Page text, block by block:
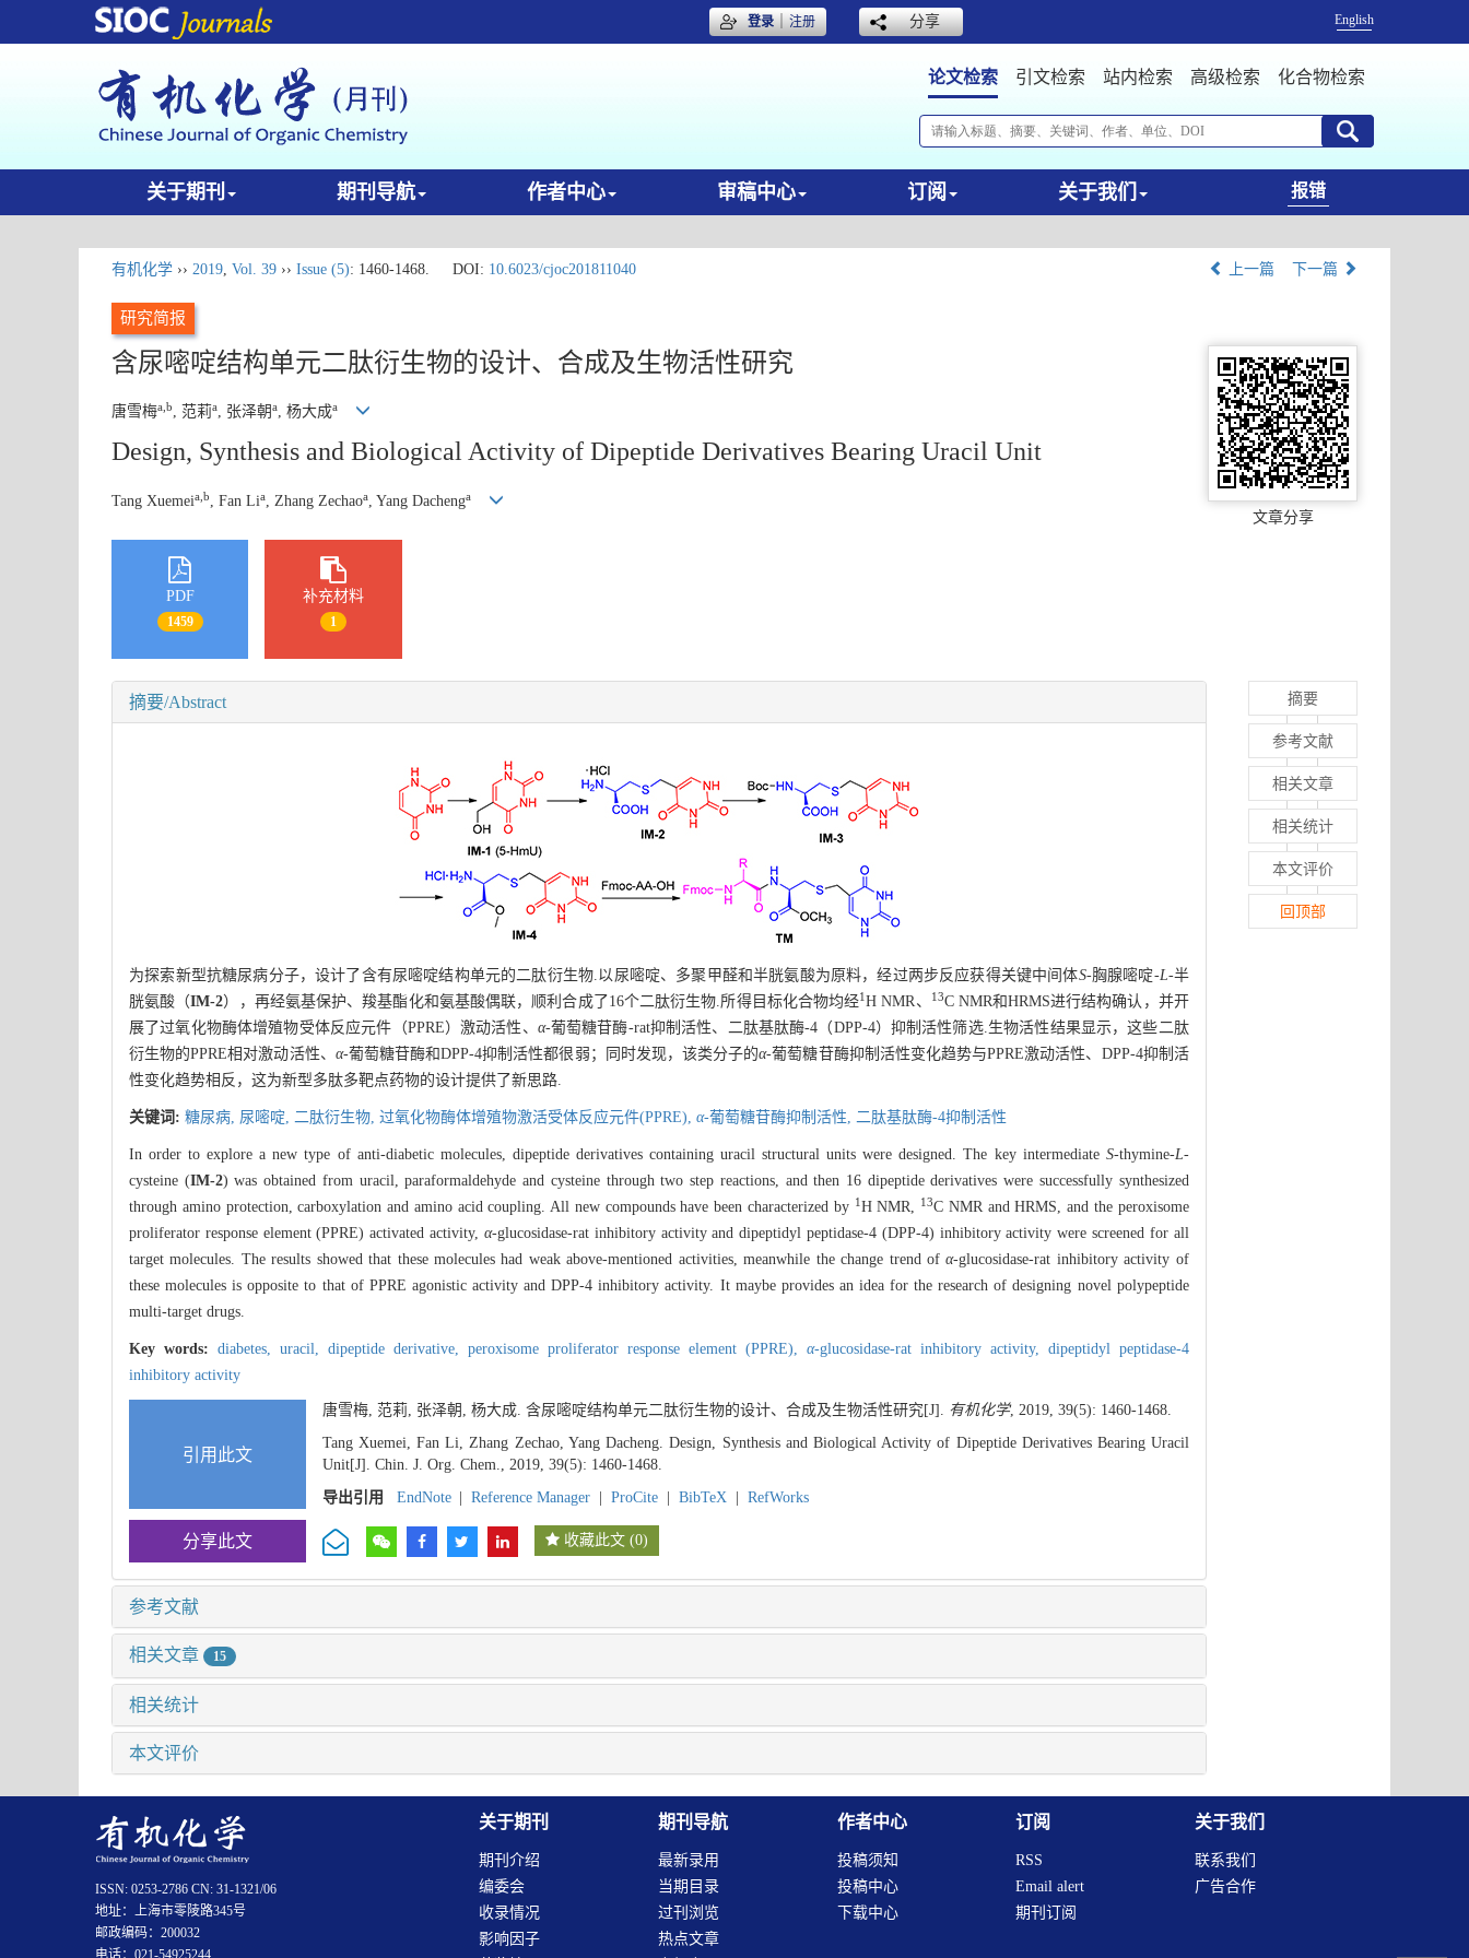
登录｜注册 分享 English
论文检索 引文检索 站内检索 高级检索 化合物检索
关于期刊 期刊导航 作者中心 审稿中心 订阅 关于我们 报错
有机化学 ›› 2019, Vol. 39 ›› Issue (5): 1460-1468. DOI: 10.6023/cjoc201811040 上一篇 下一篇
研究简报
含尿嘧啶结构单元二肽衍生物的设计、合成及生物活性研究
唐雪梅a,b, 范莉a, 张泽朝a, 杨大成a
Design, Synthesis and Biological Activity of Dipeptide Derivatives Bearing Uracil Unit
Tang Xuemeia,b , Fan Lia , Zhang Zechaoa , Yang Dachenga
文章分享
PDF
1459
补充材料
1
摘要/Abstract
为探索新型抗糖尿病分子，设计了含有尿嘧啶结构单元的二肽衍生物.以尿嘧啶、多聚甲醛和半胱氨酸为原料，经过两步反应获得关键中间体S-胸腺嘧啶-L-半
胱氨酸（IM-2），再经氨基保护、羧基酯化和氨基酸偶联，顺利合成了16个二肽衍生物.所得目标化合物均经1H NMR、 13C NMR和HRMS进行结构确认，并开
展了过氧化物酶体增殖物受体反应元件（PPRE）激动活性、 α-葡萄糖苷酶-rat抑制活性、二肽基肽酶-4（DPP-4）抑制活性筛选.生物活性结果显示，这些二肽
衍生物的PPRE相对激动活性、 α-葡萄糖苷酶和DPP-4抑制活性都很弱；同时发现，该类分子的α-葡萄糖苷酶抑制活性变化趋势与PPRE激动活性、DPP-4抑制活
性变化趋势相反，这为新型多肽多靶点药物的设计提供了新思路.
关键词: 糖尿病, 尿嘧啶, 二肽衍生物, 过氧化物酶体增殖物激活受体反应元件(PPRE), α-葡萄糖苷酶抑制活性, 二肽基肽酶-4抑制活性
In order to explore a new type of anti-diabetic molecules, dipeptide derivatives containing uracil structural units were designed. The key intermediate S-thymine-L-
cysteine (IM-2) was obtained from uracil, paraformaldehyde and cysteine through two step reactions, and then 16 dipeptide derivatives were successfully synthesized
through amino protection, carboxylation and amino acid coupling. All new compounds have been characterized by 1 H NMR, 13C NMR and HRMS, and the peroxisome
proliferator response element (PPRE) activated activity, α-glucosidase-rat inhibitory activity and dipeptidyl peptidase-4 (DPP-4) inhibitory activity were screened for all
target molecules. The results showed that these molecules had weak above-mentioned activities, meanwhile the change trend ofα-glucosidase-rat inhibitory activity of
these molecules is opposite to that of PPRE agonistic activity and DPP-4 inhibitory activity. It maybe provides an idea for the research of designing novel polypeptide
multi-target drugs.
Key words: diabetes, uracil, dipeptide derivative, peroxisome proliferator response element (PPRE), α-glucosidase-rat inhibitory activity, dipeptidyl peptidase-4
inhibitory activity
引用此文
唐雪梅, 范莉, 张泽朝, 杨大成. 含尿嘧啶结构单元二肽衍生物的设计、合成及生物活性研究[J]. 有机化学, 2019, 39(5): 1460-1468.
Tang Xuemei, Fan Li, Zhang Zechao, Yang Dacheng. Design, Synthesis and Biological Activity of Dipeptide Derivatives Bearing Uracil
Unit[J]. Chin. J. Org. Chem., 2019, 39(5): 1460-1468.
导出引用
EndNote Reference Manager ProCite BibTeX RefWorks
分享此文 收藏此文 (0)
参考文献
相关文章 15
相关统计
本文评价
摘要
参考文献
相关文章
相关统计
本文评价
回顶部
关于期刊
期刊介绍
编委会
收录情况
影响因子
期刊导航
最新录用
当期目录
过刊浏览
热点文章
作者中心
投稿须知
投稿中心
下载中心
订阅
RSS
Email alert
期刊订阅
关于我们
联系我们
广告合作
ISSN: 0253-2786 CN: 31-1321/06
地址：上海市零陵路345号
邮政编码：200032